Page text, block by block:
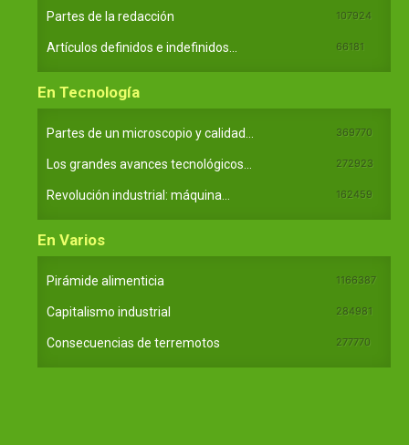
Partes de la redacción 107924
Artículos definidos e indefinidos... 66181
En Tecnología
Partes de un microscopio y calidad... 369770
Los grandes avances tecnológicos... 272923
Revolución industrial: máquina... 162459
En Varios
Pirámide alimenticia 1166387
Capitalismo industrial 284981
Consecuencias de terremotos 277770